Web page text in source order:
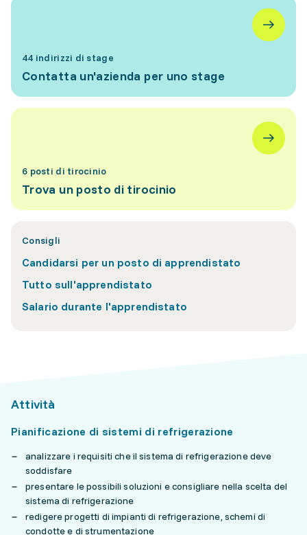
44 indirizzi di stage
Contatta un'azienda per uno stage
6 posti di tirocinio
Trova un posto di tirocinio
Consigli
Candidarsi per un posto di apprendistato
Tutto sull'apprendistato
Salario durante l'apprendistato
Attività
Pianificazione di sistemi di refrigerazione
analizzare i requisiti che il sistema di refrigerazione deve
soddisfare
presentare le possibili soluzioni e consigliare nella scelta del
sistema di refrigerazione
redigere progetti di impianti di refrigerazione, schemi di
condotte e di strumentazione